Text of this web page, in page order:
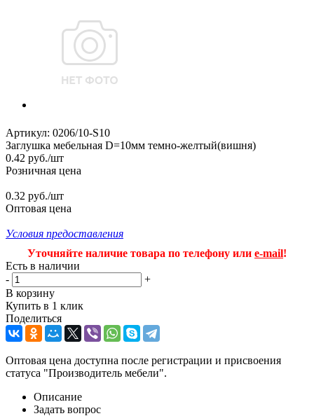
Артикул: 0206/10-S10
Заглушка мебельная D=10мм темно-желтый(вишня)
0.42 руб./шт
Розничная цена
0.32 руб./шт
Оптовая цена
Условия предоставления
Уточняйте наличие товара по телефону или e-mail!
Есть в наличии
-
+
В корзину
Купить в 1 клик
Поделиться
Оптовая цена доступна после регистрации и присвоения
статуса "Производитель мебели".
Описание
Задать вопрос